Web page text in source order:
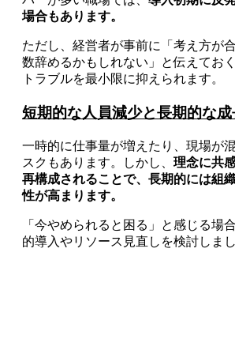
場合もあります。
ただし、経営者が事前に「考え方が
数辞めるかもしれない」と伝えてお
トラブルを最小限に抑えられます。
短期的な人員減少と長期的な成
一時的に仕事量が増えたり、現場が
スクもあります。しかし、 理念に共
再構成されることで、長期的には組
性が高まります。
「今やめられると困る」と感じる場
的導入やリソース見直しを検討しまし